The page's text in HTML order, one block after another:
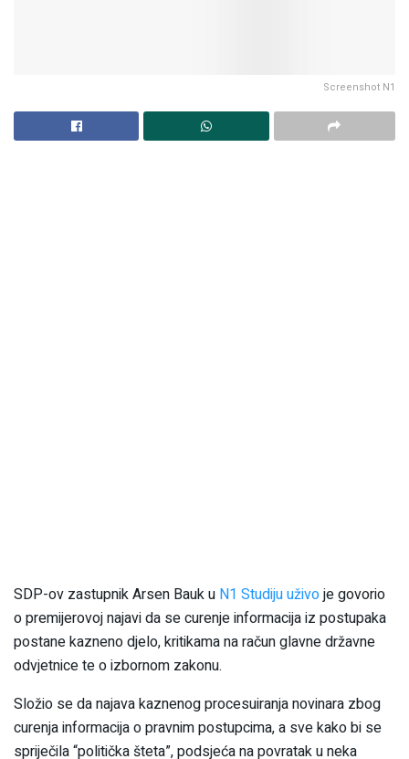
Screenshot N1
SDP-ov zastupnik Arsen Bauk u N1 Studiju uživoje govorio
o premijerovoj najavi da se curenje informacija iz postupaka
postane kazneno djelo, kritikama na račun glavne državne
odvjetnice te o izbornom zakonu.
Složio se da najava kaznenog procesuiranja novinara zbog
curenja informacija o pravnim postupcima, a sve kako bi se
spriječila “politička šteta”, podsjeća na povratak u neka